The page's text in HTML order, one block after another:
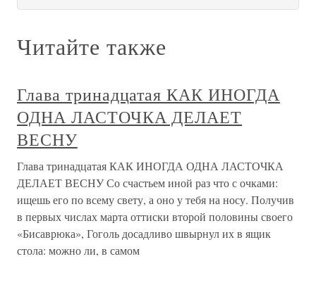
Читайте также
Глава тринадцатая КАК ИНОГДА
ОДНА ЛАСТОЧКА ДЕЛАЕТ
ВЕСНУ
Глава тринадцатая КАК ИНОГДА ОДНА ЛАСТОЧКА
ДЕЛАЕТ ВЕСНУ Со счастьем иной раз что с очками:
ищешь его по всему свету, а оно у тебя на носу. Получив
в первых числах марта оттиски второй половины своего
«Бисаврюка», Гоголь досадливо швырнул их в ящик
стола: можно ли, в самом